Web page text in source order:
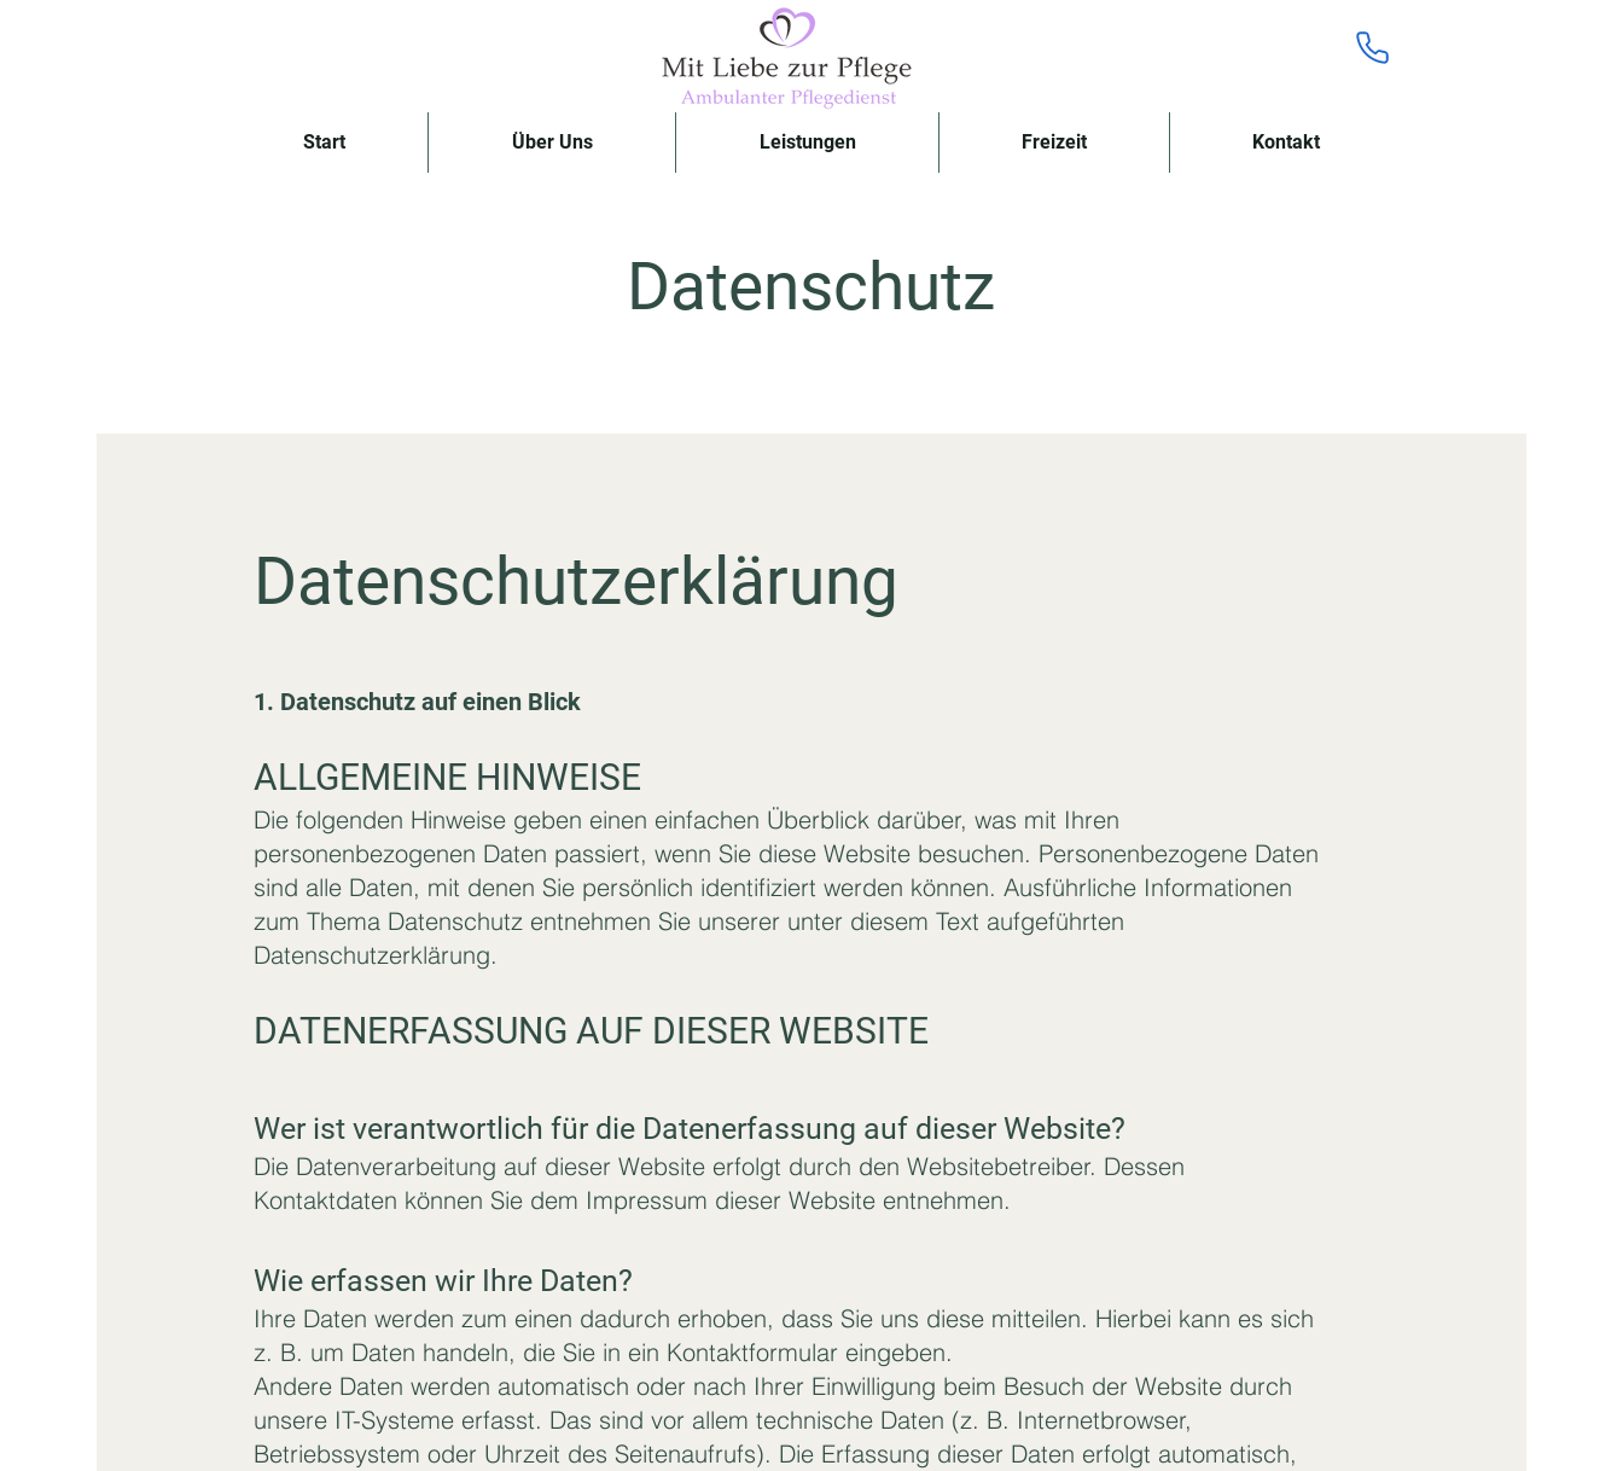
Start Über Uns Leistungen Freizeit Kontakt
Datenschutz
Datenschutz­erklärung
1. Datenschutz auf einen Blick
ALLGEMEINE HINWEISE
Die folgenden Hinweise geben einen einfachen Überblick darüber, was mit Ihren
personenbezogenen Daten passiert, wenn Sie diese Website besuchen. Personenbezogene Daten
sind alle Daten, mit denen Sie persönlich identifiziert werden können. Ausführliche Informationen
zum Thema Datenschutz entnehmen Sie unserer unter diesem Text aufgeführten
Datenschutzerklärung.
DATENERFASSUNG AUF DIESER WEBSITE
Wer ist verantwortlich für die Datenerfassung auf dieser Website?
Die Datenverarbeitung auf dieser Website erfolgt durch den Websitebetreiber. Dessen
Kontaktdaten können Sie dem Impressum dieser Website entnehmen.
Wie erfassen wir Ihre Daten?
Ihre Daten werden zum einen dadurch erhoben, dass Sie uns diese mitteilen. Hierbei kann es sich
z. B. um Daten handeln, die Sie in ein Kontaktformular eingeben.
Andere Daten werden automatisch oder nach Ihrer Einwilligung beim Besuch der Website durch
unsere IT-Systeme erfasst. Das sind vor allem technische Daten (z. B. Internetbrowser,
Betriebssystem oder Uhrzeit des Seitenaufrufs). Die Erfassung dieser Daten erfolgt automatisch,